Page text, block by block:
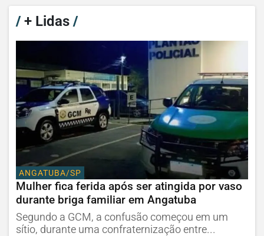
/+ Lidas /
ANGATUBA/SP
Mulher fica ferida após ser atingida por vaso
durante briga familiar em Angatuba
Segundo a GCM, a confusão começou em um
sítio, durante uma confraternização entre...